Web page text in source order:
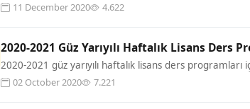
11 December 2020
4.622
2020-2021 Güz Yarıyılı Haftalık Lisans Ders
2020-2021 güz yarıyılı haftalık lisans ders programları
02 October 2020
7.221